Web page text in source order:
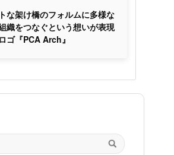
な架け橋のフォルムに多様な
織をつなぐという想いが表現
ゴ『PCA Arch』